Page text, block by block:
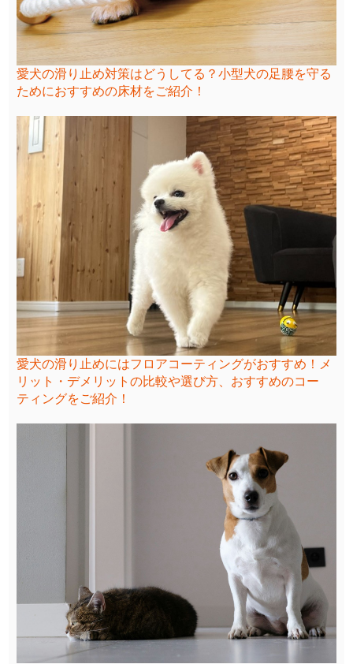
愛犬の滑り止め対策はどうしてる？小型犬の足腰を守る
ためにおすすめの床材をご紹介！
愛犬の滑り止めにはフロアコーティングがおすすめ！メ
リット・デメリットの比較や選び方、おすすめのコー
ティングをご紹介！